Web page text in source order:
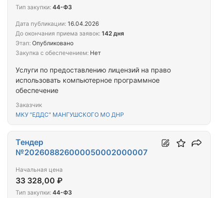
Услуги по предоставлению лицензий на право
использовать компьютерное программное
обеспечение
Заказчик
МКУ "ЕДДС" МАНГУШСКОГО МО ДНР
Тип закупки: 44-ФЗ
Дата публикации: 16.04.2026
До окончания приема заявок: 142 дня
Этап: Опубликовано
Закупка с обеспечением: Нет
Тендер
№202608826000050002000007
Начальная цена
33 328,00 ₽
Тип закупки: 44-ФЗ